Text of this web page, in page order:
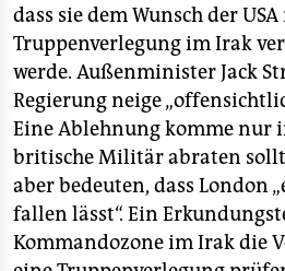
dass sie dem Wunsch der
Truppenverlegung im Irak
werde. Außenminister Jack
Regierung neige
Eine Ablehnung komme nur
britische Militär abraten
aber bedeuten, dass London
fallen lässt“. Ein
Kommandozone im Irak die